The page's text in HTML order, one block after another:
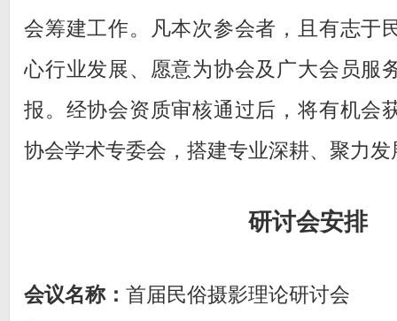
会筹建工作。凡本次参会者，且有志于
心行业发展、愿意为协会及广大会员服
报。经协会资质审核通过后，将有机会
协会学术专委会，搭建专业深耕、聚力
研讨会安排
会议名称： 首届民俗摄影理论研讨会